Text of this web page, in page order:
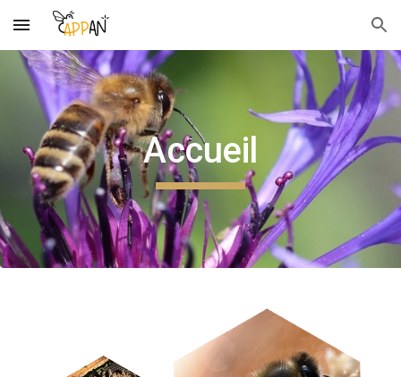
Skip to main content Skip to navigation
Accueil